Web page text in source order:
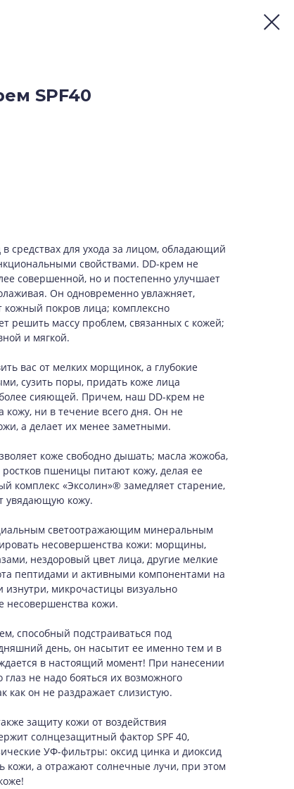
SPF40
средствах для ухода за лицом, обладающий
свойствами. DD-крем не
совершенной, но и постепенно улучшает
Он одновременно увлажняет,
покров лица; комплексно
решить массу проблем, связанных с кожей;
и мягкой.
вас от мелких морщинок, а глубокие
сузить поры, придать коже лица
более сияющей. Причем, наш DD-крем не
кожу, ни в течение всего дня. Он не
а делает их менее заметными.
коже свободно дышать; масла жожоба,
ростков пшеницы питают кожу, делая ее
комплекс «Эксолин»® замедляет старение,
увядающую кожу.
светоотражающим минеральным
несовершенства кожи: морщины,
нездоровый цвет лица, другие мелкие
пептидами и активными компонентами на
микрочастицы визуально
кожи.
способный подстраиваться под
день, он насытит ее именно тем и в
в настоящий момент! При нанесении
не надо бояться их возможного
как он не раздражает слизистую.
защиту кожи от воздействия
солнцезащитный фактор SPF 40,
УФ-фильтры: оксид цинка и диоксид
кожи, а отражают солнечные лучи, при этом